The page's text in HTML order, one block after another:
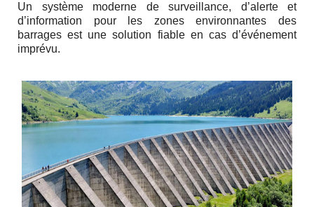
Un système moderne de surveillance, d’alerte et
d’information pour les zones environnantes des
barrages est une solution fiable en cas d’événement
imprévu.